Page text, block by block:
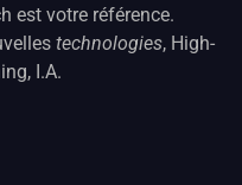
est votre référence.
technologies, High-
I.A.